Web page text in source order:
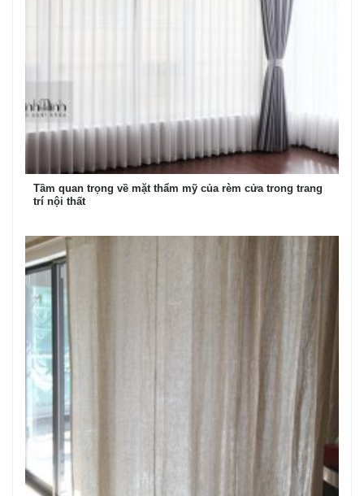
Tầm quan trọng về mặt thẩm mỹ của rèm cửa trong trang
trí nội thất